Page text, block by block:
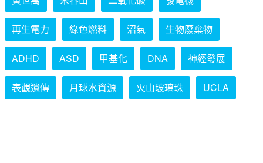
再生電力 綠色燃料 沼氣 生物廢棄物
ADHD ASD 甲基化 DNA 神經發展
表觀遺傳 月球水資源 火山玻璃珠 UCLA